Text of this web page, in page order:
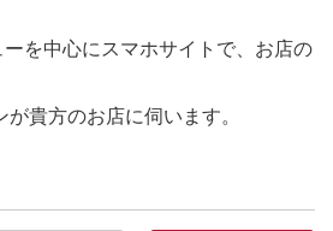
を中心にスマホサイトで、お店の
貴方のお店に伺います。